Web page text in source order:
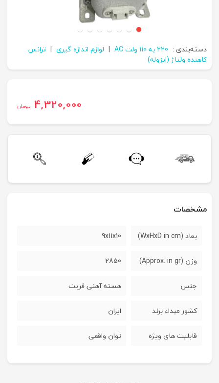
دسته‌بندی : 220 به 110 ولت AC | لوازم اندازه گیری | ترانس
کاهنده ولتاژ (ایزوله)
4,320,000 تومان
مشخصات
بعاد (WxHxD in cm) 9x11x10
وزن (Approx. in gr) 2850
جنس هسته آهنی فریت
کشور مبداء برند ایران
قابلیت های ویژه توان واقعی